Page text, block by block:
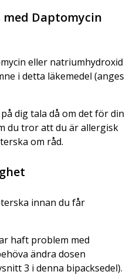
Daptomycin
eller natriumhydroxid
i detta läkemedel (anges
dig tala då om det för din
du tror att du är allergisk
om råd.
innan du får
haft problem med
ändra dosen
3 i denna bipacksedel).